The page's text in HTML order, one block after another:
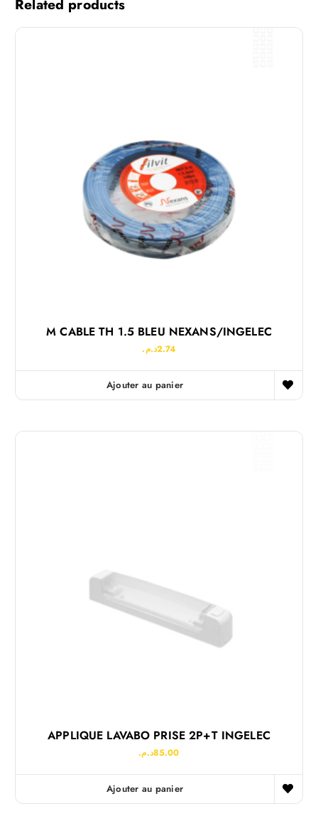
Related products
M CABLE TH 1.5 BLEU NEXANS/INGELEC
2.74د.م.
Ajouter au panier
APPLIQUE LAVABO PRISE 2P+T INGELEC
85.00د.م.
Ajouter au panier